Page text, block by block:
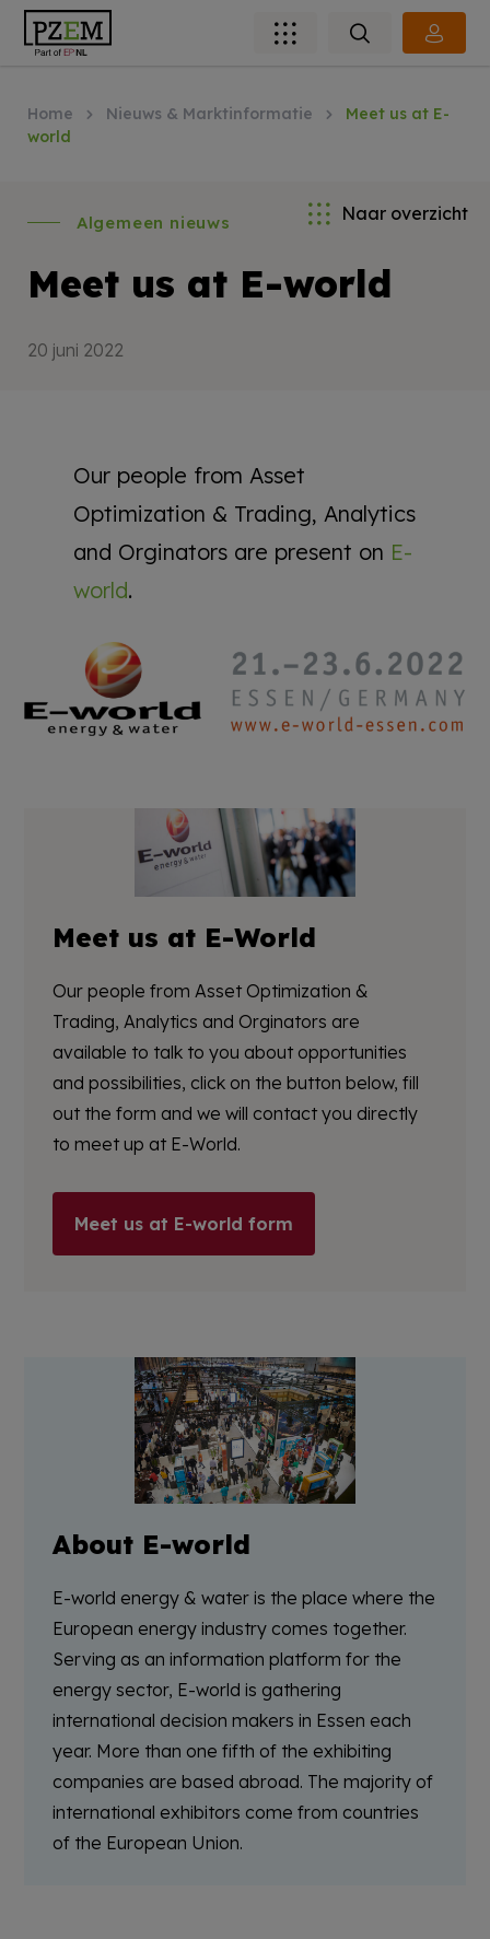
Home Nieuws & Marktinformatie
Meet us at E-
world
Naar overzicht
Algemeen nieuws
Meet us at E-world
20 juni 2022
Our people from Asset
Optimization & Trading, Analytics
and Orginators are present on E-
world.
Meet us at E-World
Our people from Asset Optimization &
Trading, Analytics and Orginators are
available to talk to you about opportunities
and possibilities, click on the button below, fill
out the form and we will contact you directly
to meet up at E-World.
Meet us at E-world form
About E-world
E-world energy & water is the place where the
European energy industry comes together.
Serving as an information platform for the
energy sector, E-world is gathering
international decision makers in Essen each
year. More than one fifth of the exhibiting
companies are based abroad. The majority of
international exhibitors come from countries
of the European Union.